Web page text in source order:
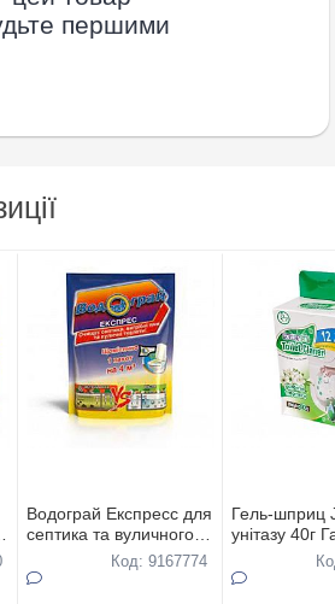
першими
Водограй Експресс для
септика та вуличного
туалету 75 гКод: 9167774
Гель-шприц
унітазу 40г
артикуль